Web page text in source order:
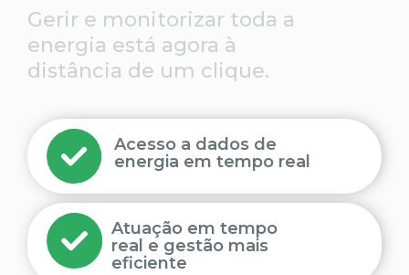
Gerir e monitorizar toda a
energia está agora à
distância de um clique.
Acesso a dados de
energia em tempo real
Atuação em tempo
real e gestão mais
eficiente